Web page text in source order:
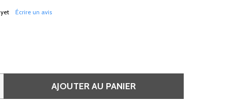
Écrire un avis
PROFESSIONNELLE FIXATION FORTE LONGUE
DE LAQUE PROFESSIONNELLE FIXATION FORTE
AJOUTER AU PANIER